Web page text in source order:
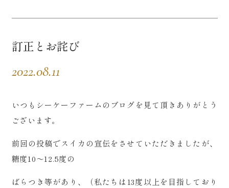
訂正とお詫び
2022.08.11
いつもシーケーファームのブログを見て頂きありがとう
ございます。
前回の投稿でスイカの宣伝をさせていただきましたが、
糖度10～12.5度の
ばらつき等があり、（私たちは13度以上を目指しており